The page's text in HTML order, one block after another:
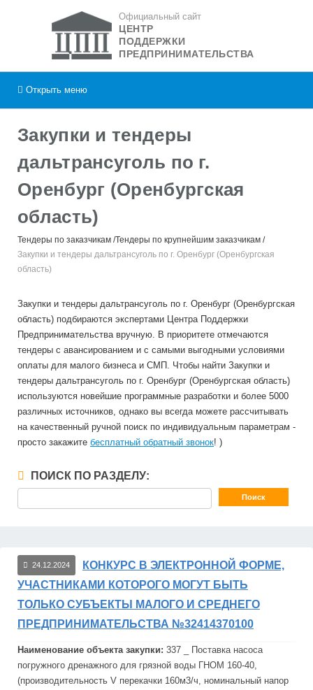
Официальный сайт
ЦЕНТР
ПОДДЕРЖКИ
ПРЕДПРИНИМАТЕЛЬСТВА
Открыть меню
Закупки и тендеры
дальтрансуголь по г.
Оренбург (Оренбургская
область)
Тендеры по заказчикам Тендеры по крупнейшим заказчикам
Закупки и тендеры дальтрансуголь по г. Оренбург (Оренбургская
область)
Закупки и тендеры дальтрансуголь по г. Оренбург (Оренбургская
область) подбираются экспертами Центра Поддержки
Предпринимательства вручную. В приоритете отмечаются
тендеры с авансированием и с самыми выгодными условиями
оплаты для малого бизнеса и СМП. Чтобы найти Закупки и
тендеры дальтрансуголь по г. Оренбург (Оренбургская область)
используются новейшие программные разработки и более 5000
различных источников, однако вы всегда можете рассчитывать
на качественный ручной поиск по индивидуальным параметрам -
просто закажите бесплатный обратный звонок! )
ПОИСК ПО РАЗДЕЛУ:
24.12.2024
КОНКУРС В ЭЛЕКТРОННОЙ ФОРМЕ,
УЧАСТНИКАМИ КОТОРОГО МОГУТ БЫТЬ
ТОЛЬКО СУБЪЕКТЫ МАЛОГО И СРЕДНЕГО
ПРЕДПРИНИМАТЕЛЬСТВА №32414370100
Наименование объекта закупки: 337 _ Поставка насоса
погружного дренажного для грязной воды ГНОМ 160-40,
(производительность V перекачки 160м3/ч, номинальный напор